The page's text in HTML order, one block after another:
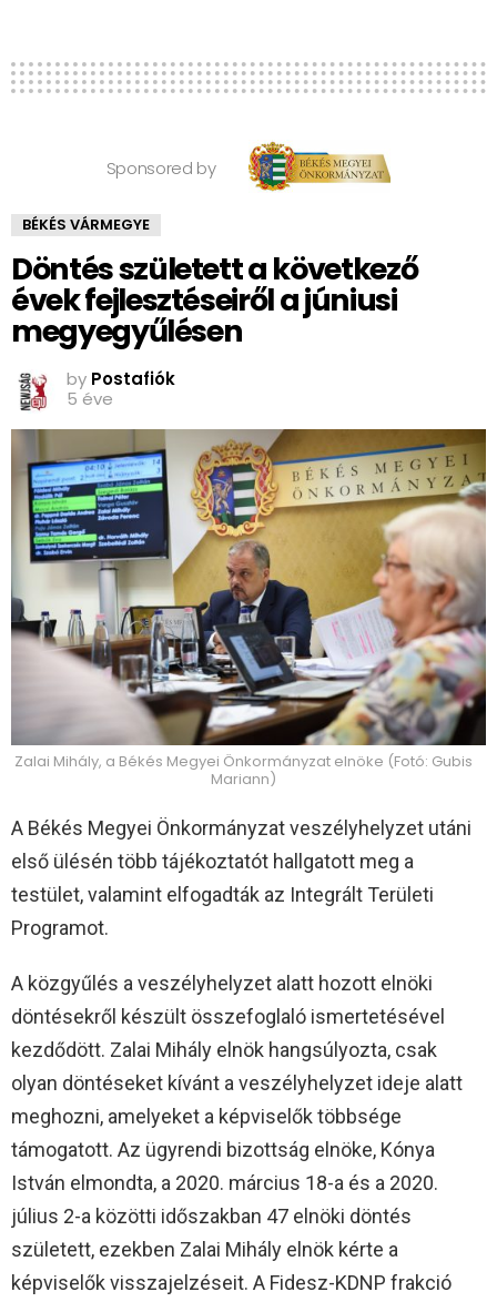
Sponsored by
BÉKÉS VÁRMEGYE
Döntés született a következő
évek fejlesztéseiről a júniusi
megyegyűlésen
by Postafiók
5 éve
Zalai Mihály, a Békés Megyei Önkormányzat elnöke (Fotó: Gubis
Mariann)
A Békés Megyei Önkormányzat veszélyhelyzet utáni
első ülésén több tájékoztatót hallgatott meg a
testület, valamint elfogadták az Integrált Területi
Programot.
A közgyűlés a veszélyhelyzet alatt hozott elnöki
döntésekről készült összefoglaló ismertetésével
kezdődött. Zalai Mihály elnök hangsúlyozta, csak
olyan döntéseket kívánt a veszélyhelyzet ideje alatt
meghozni, amelyeket a képviselők többsége
támogatott. Az ügyrendi bizottság elnöke, Kónya
István elmondta, a 2020. március 18-a és a 2020.
július 2-a közötti időszakban 47 elnöki döntés
született, ezekben Zalai Mihály elnök kérte a
képviselők visszajelzéseit. A Fidesz-KDNP frakció